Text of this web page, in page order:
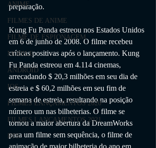
ANIME
FILMES DE ANIME
FILME DE ESPIONAGEM
MOBILE
ANDROID
IOS
FILMES LANÇAMENTOS 2020
FILMES LANÇAMENTOS 2021
RTS
preparação.
Kung Fu Panda estreou nos Estados Unidos
em 6 de junho de 2008. O filme recebeu
críticas positivas após o lançamento. Kung
Fu Panda estreou em 4.114 cinemas,
arrecadando $ 20,3 milhões em seu dia de
estreia e $ 60,2 milhões em seu fim de
semana de estreia, resultando na posição
número um nas bilheterias. O filme se
tornou a maior abertura da DreamWorks
para um filme sem sequência, o filme de